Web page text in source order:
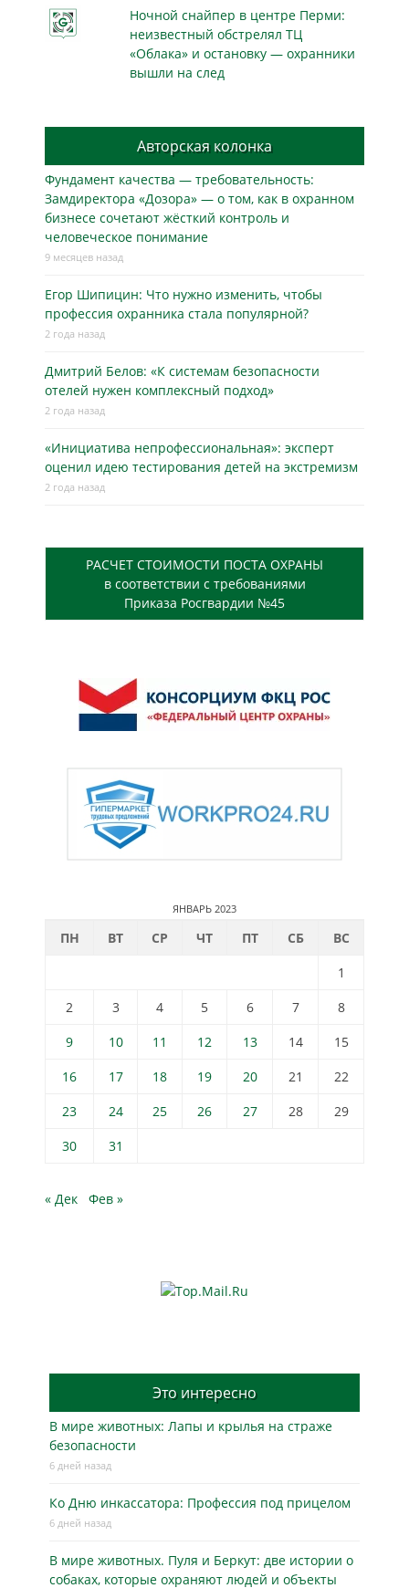
Ночной снайпер в центре Перми:
неизвестный обстрелял ТЦ
«Облака» и остановку — охранники
вышли на след
Авторская колонка
Фундамент качества — требовательность:
Замдиректора «Дозора» — о том, как в охранном
бизнесe сочетают жёсткий контроль и
человеческое понимание
9 месяцев назад
Егор Шипицин: Что нужно изменить, чтобы
профессия охранника стала популярной?
2 года назад
Дмитрий Белов: «К системам безопасности
отелей нужен комплексный подход»
2 года назад
«Инициатива непрофессиональная»: эксперт
оценил идею тестирования детей на экстремизм
2 года назад
РАСЧЕТ СТОИМОСТИ ПОСТА ОХРАНЫ
в соответствии с требованиями
Приказа Росгвардии №45
ЯНВАРЬ 2023
ПН ВТ СР ЧТ ПТ СБ
ВС
1
2
3 4 5 6 7
8
9
10 11 12 13 14
15
16
17 18 19 20 21
22
23
24 25 26 27 28
29
30
31
« Дек Фев »
Это интересно
В мире животных: Лапы и крылья на страже
безопасности
6 дней назад
Ко Дню инкассатора: Профессия под прицелом
6 дней назад
В мире животных. Пуля и Беркут: две истории о
собаках, которые охраняют людей и объекты